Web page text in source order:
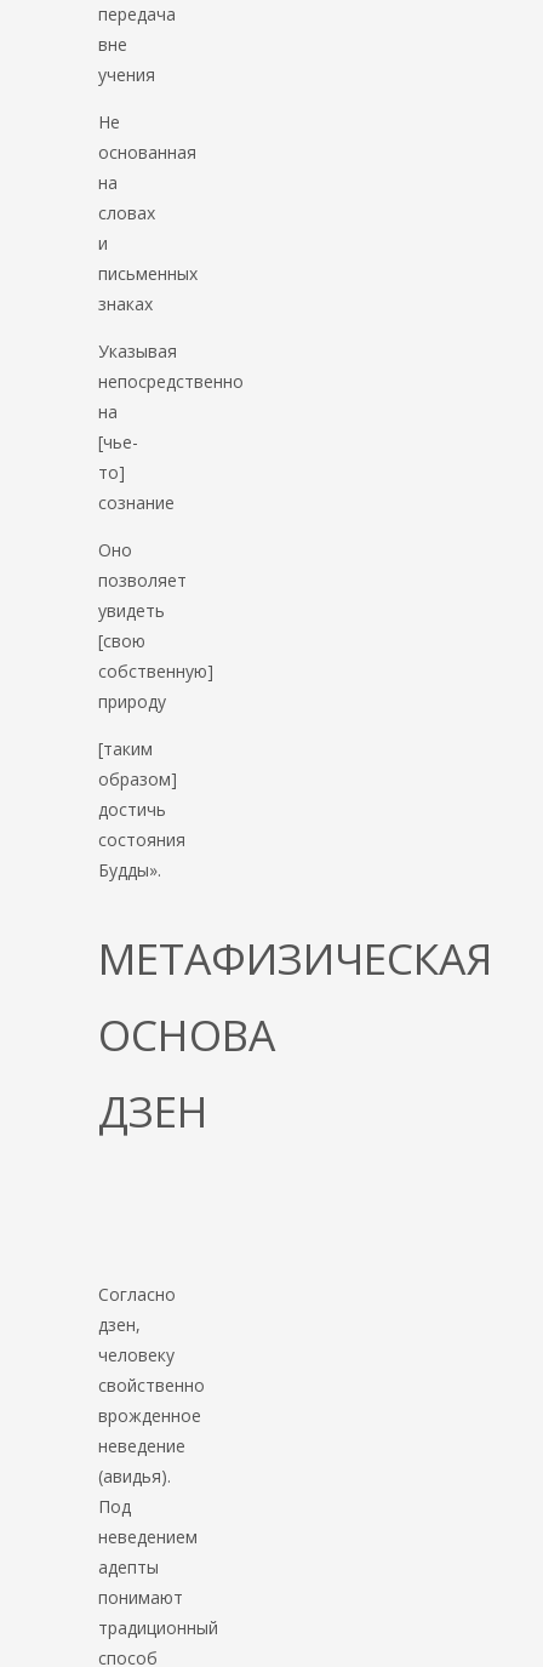
передача
вне
учения
Не
основанная
на
словах
и
письменных
знаках
Указывая
непосредственно
на
[чье-
то]
сознание
Оно
позволяет
увидеть
[свою
собственную]
природу
[таким
образом]
достичь
состояния
Будды».
МЕТАФИЗИЧЕСКАЯ
ОСНОВА
ДЗЕН
Согласно
дзен,
человеку
свойственно
врожденное
неведение
(авидья).
Под
неведением
адепты
понимают
традиционный
способ